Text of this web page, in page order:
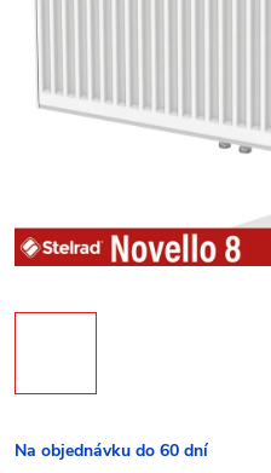
Na objednávku do 60 dní